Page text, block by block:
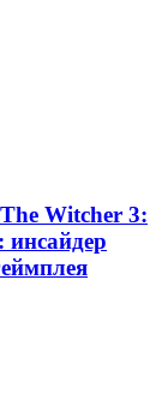
Witcher 3: